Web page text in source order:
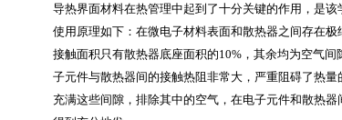
导热界面材料在热管理中起到了十分关键的作用，是该
使用原理如下：在微电子材料表面和散热器之间存在
接触面积只有散热器底座面积的10%，其余均为空气
子元件与散热器间的接触热阻非常大，严重阻碍了热
充满这些间隙，排除其中的空气，在电子元件和散热